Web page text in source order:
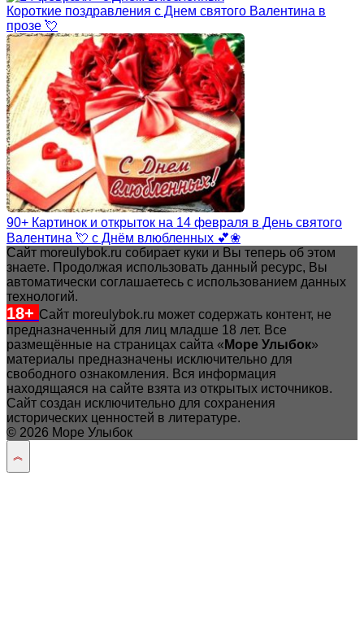
Короткие поздравления с Днем святого Валентина в
прозе 💘
90+ Картинок и открыток на 14 февраля в День святого
Валентина 💘 с Днём влюбленных 💕❀
Сайт moreulybok.ru собирает куки и Вы теперь об этом
знаете. Продолжая использовать данный ресурс, Вы
автоматически соглашаетесь с использованием данных
технологий.
18+ Сайт moreulybok.ru может содержать контент, не
предназначенный для лиц младше 18 лет. Все
размещённые на страницах сайта « Море Улыбок»
материалы предназначены исключительно для
свободного ознакомления. Вся информация
находящаяся на сайте взята из открытых источников.
Сайт создан исключительно для сохранения
исторических ценностей в литературе.
© 2026 Море Улыбок